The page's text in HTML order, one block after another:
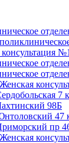
7
98Б
47
пр